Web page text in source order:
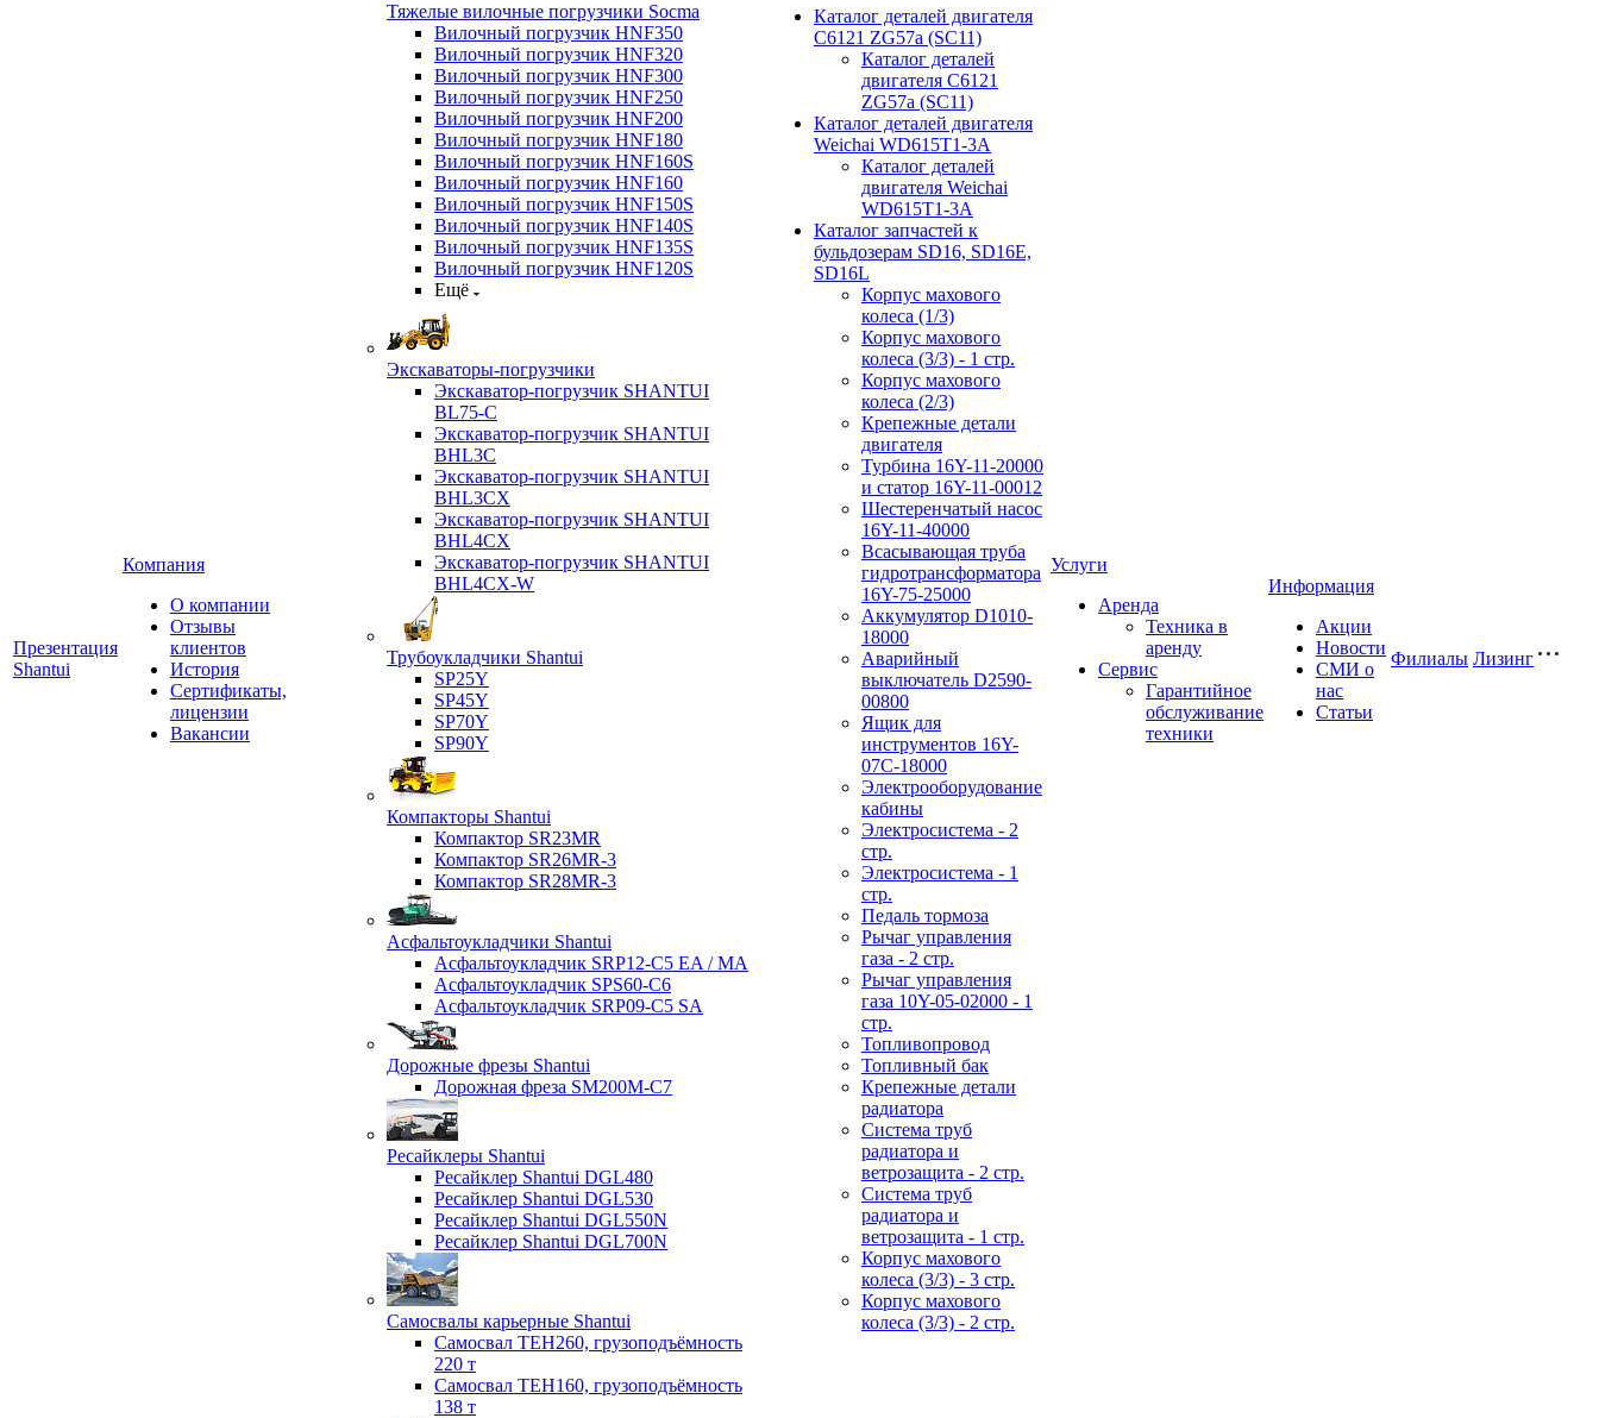
Презентация
Shantui
Компания
О компании
Отзывы
клиентов
История
Сертификаты,
лицензии
Вакансии
Тяжелые вилочные погрузчики Socma
Вилочный погрузчик HNF350
Вилочный погрузчик HNF320
Вилочный погрузчик HNF300
Вилочный погрузчик HNF250
Вилочный погрузчик HNF200
Вилочный погрузчик HNF180
Вилочный погрузчик HNF160S
Вилочный погрузчик HNF160
Вилочный погрузчик HNF150S
Вилочный погрузчик HNF140S
Вилочный погрузчик HNF135S
Вилочный погрузчик HNF120S
Ещё
Экскаваторы-погрузчики
Экскаватор-погрузчик SHANTUI
BL75-C
Экскаватор-погрузчик SHANTUI
BHL3C
Экскаватор-погрузчик SHANTUI
BHL3CX
Экскаватор-погрузчик SHANTUI
BHL4CX
Экскаватор-погрузчик SHANTUI
BHL4CX-W
Трубоукладчики Shantui
SP25Y
SP45Y
SP70Y
SP90Y
Компакторы Shantui
Компактор SR23MR
Компактор SR26MR-3
Компактор SR28MR-3
Асфальтоукладчики Shantui
Асфальтоукладчик SRP12-C5 EA / МА
Асфальтоукладчик SPS60-C6
Асфальтоукладчик SRP09-C5 SA
Дорожные фрезы Shantui
Дорожная фреза SM200M-C7
Ресайклеры Shantui
Ресайклер Shantui DGL480
Ресайклер Shantui DGL530
Ресайклер Shantui DGL550N
Ресайклер Shantui DGL700N
Самосвалы карьерные Shantui
Самосвал TEH260, грузоподъёмность
220 т
Самосвал TEH160, грузоподъёмность
138 т
Каталог деталей двигателя
C6121 ZG57a (SC11)
Каталог деталей
двигателя C6121
ZG57a (SC11)
Каталог деталей двигателя
Weichai WD615T1-3A
Каталог деталей
двигателя Weichai
WD615T1-3A
Каталог запчастей к
бульдозерам SD16, SD16E,
SD16L
Корпус махового
колеса (1/3)
Корпус махового
колеса (3/3) - 1 стр.
Корпус махового
колеса (2/3)
Крепежные детали
двигателя
Турбина 16Y-11-20000
и статор 16Y-11-00012
Шестеренчатый насос
16Y-11-40000
Всасывающая труба
гидротрансформатора
16Y-75-25000
Аккумулятор D1010-
18000
Аварийный
выключатель D2590-
00800
Ящик для
инструментов 16Y-
07С-18000
Электрооборудование
кабины
Электросистема - 2
стр.
Электросистема - 1
стр.
Педаль тормоза
Рычаг управления
газа - 2 стр.
Рычаг управления
газа 10Y-05-02000 - 1
стр.
Топливопровод
Топливный бак
Крепежные детали
радиатора
Система труб
радиатора и
ветрозащита - 2 стр.
Система труб
радиатора и
ветрозащита - 1 стр.
Корпус махового
колеса (3/3) - 3 стр.
Корпус махового
колеса (3/3) - 2 стр.
Услуги
Аренда
Техника в
аренду
Сервис
Гарантийное
обслуживание
техники
Информация
Акции
Новости
СМИ о
нас
Статьи
Филиалы Лизинг